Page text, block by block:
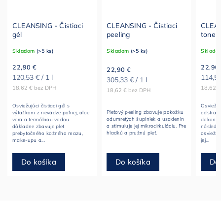
CLEANSING - Čistiaci
gél
Skladom (>5 ks)
18,62 € bez DPH
22,90 €
120,53 € / 1 l
Do košíka
Osviežujúci čistiaci gél s
výťažkom z nevädze poľnej, aloe
vera a termálnou vodou
dôkladne zbavuje pleť
prebytočného kožného mazu,
make-upu a...
CLEANSING - Čistiaci
peeling
Skladom (>5 ks)
18,62 € bez DPH
22,90 €
305,33 € / 1 l
Do košíka
Pleťový peeling zbavuje pokožku
odumretých šupiniek a usadenín
a stimuluje jej mikrocirkuláciu. Pre
hladkú a pružnú pleť.
toner
18,62
22,90
osvieži
jej...